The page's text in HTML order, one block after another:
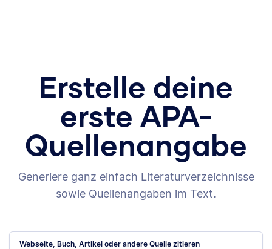
Erstelle deine
erste APA-
Quellenangabe
Generiere ganz einfach Literaturverzeichnisse
sowie Quellenangaben im Text.
Webseite, Buch, Artikel oder andere Quelle zitieren